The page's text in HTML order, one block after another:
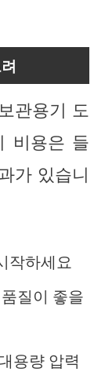
관용기 도
비용은 들
가 있습니
작하세요
질이 좋을
용량 압력